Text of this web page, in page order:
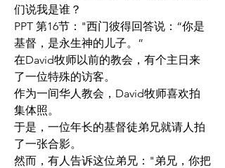
们说我是谁？
PPT 第16节："西门彼得回答说：“你是
基督，是永生神的儿子。”
在David牧师以前的教会，有个主日来
了一位特殊的访客。
作为一间华人教会，David牧师喜欢拍
集体照。
于是，一位年长的基督徒弟兄就请人拍
了一张合影。
然而，有人告诉这位弟兄："弟兄，你把